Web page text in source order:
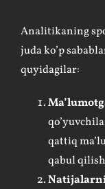
Analitikaning
juda ko’p
quyidagilar:
qattiq
qabul